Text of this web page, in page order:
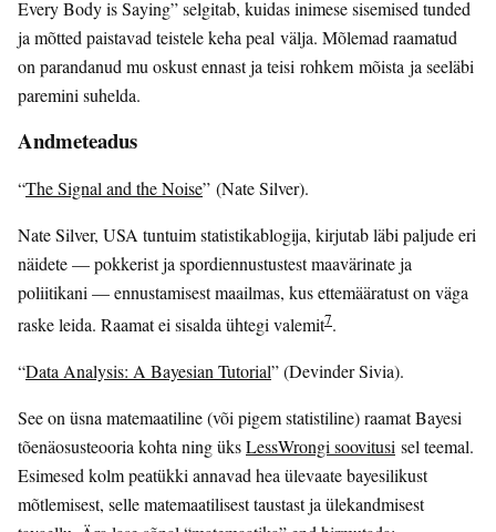
Every Body is Saying” selgitab, kuidas inimese sisemised tunded
ja mõtted paistavad teistele keha peal välja. Mõlemad raamatud
on parandanud mu oskust ennast ja teisi rohkem mõista ja seeläbi
paremini suhelda.
Andmeteadus
“The Signal and the Noise” (Nate Silver).
Nate Silver, USA tuntuim statistikablogija, kirjutab läbi paljude eri
näidete — pokkerist ja spordiennustustest maavärinate ja
poliitikani — ennustamisest maailmas, kus ettemääratust on väga
raske leida. Raamat ei sisalda ühtegi valemit7.
“Data Analysis: A Bayesian Tutorial” (Devinder Sivia).
See on üsna matemaatiline (või pigem statistiline) raamat Bayesi
tõenäosusteooria kohta ning üksLessWrongi soovitusi sel teemal.
Esimesed kolm peatükki annavad hea ülevaate bayesilikust
mõtlemisest, selle matemaatilisest taustast ja ülekandmisest